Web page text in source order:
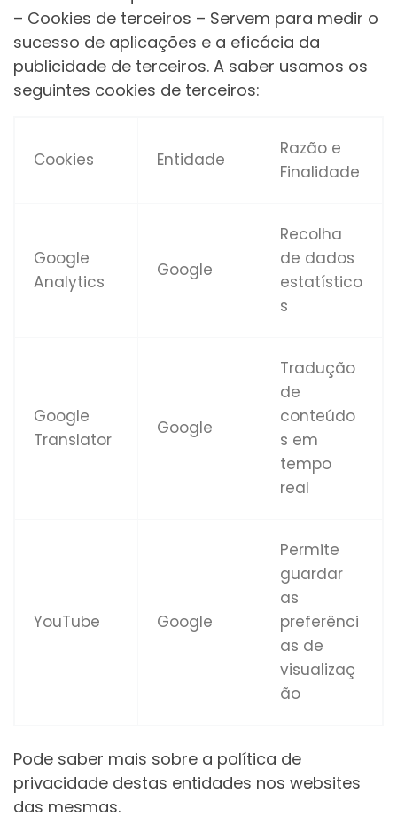
– Cookies de terceiros – Servem para medir o
sucesso de aplicações e a eficácia da
publicidade de terceiros. A saber usamos os
seguintes cookies de terceiros:
Cookies Entidade
Razão e
Finalidade
Google
Analytics
Google
Recolha
de dados
estatístico
s
Google
Translator
Google
Tradução
de
conteúdo
s em
tempo
real
YouTube Google
Permite
guardar
as
preferênci
as de
visualizaç
ão
Pode saber mais sobre a política de
privacidade destas entidades nos websites
das mesmas.